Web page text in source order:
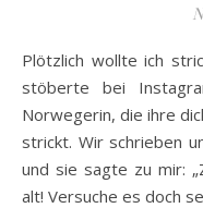
Plötzlich wollte ich stricken lernen. Wie kam es dazu? Ich
stöberte bei
Norwegerin, die ihre
strickt. Wir schrieben
und sie sagte zu mir:
alt! Versuche es doch